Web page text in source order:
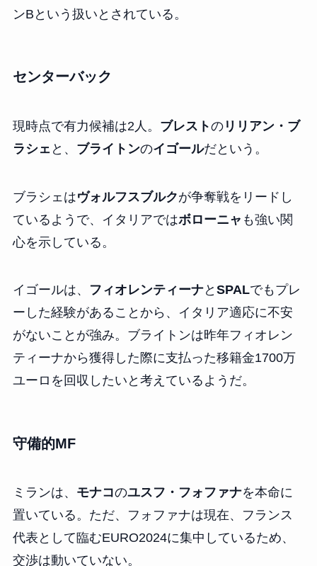
ンBという扱いとされている。
センターバック
現時点で有力候補は2人。 ブレストのリリアン・ブ
ラシェ と、 ブライトンのイゴールだという。
ブラシェはヴォルフスブルクが争奪戦をリードし
ているようで、イタリアではボローニャ も強い関
心を示している。
イゴールは、 フィオレンティーナと SPALでもプレ
ーした経験があることから、イタリア適応に不安
がないことが強み。ブライトンは昨年フィオレン
ティーナから獲得した際に支払った移籍金1700万
ユーロを回収したいと考えているようだ。
守備的MF
ミランは、 モナコのユスフ・フォファナを本命に
置いている。ただ、フォファナは現在、フランス
代表として臨むEURO2024に集中しているため、
交渉は動いていない。